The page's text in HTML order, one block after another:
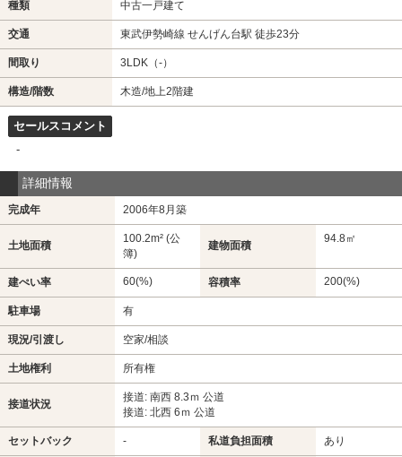
種類 中古一戸建て
交通 東武伊勢崎線 せんげん台駅 徒歩23分
間取り 3LDK（-）
構造/階数 木造/地上2階建
セールスコメント
-
詳細情報
完成年 2006年8月築
土地面積
100.2m² (公
簿)
建物面積
94.8㎡
建ぺい率 60(%) 容積率 200(%)
駐車場 有
現況/引渡し 空家/相談
土地権利 所有権
接道状況
接道: 南西 8.3ｍ 公道
接道: 北西 6ｍ 公道
セットバック - 私道負担面積 あり